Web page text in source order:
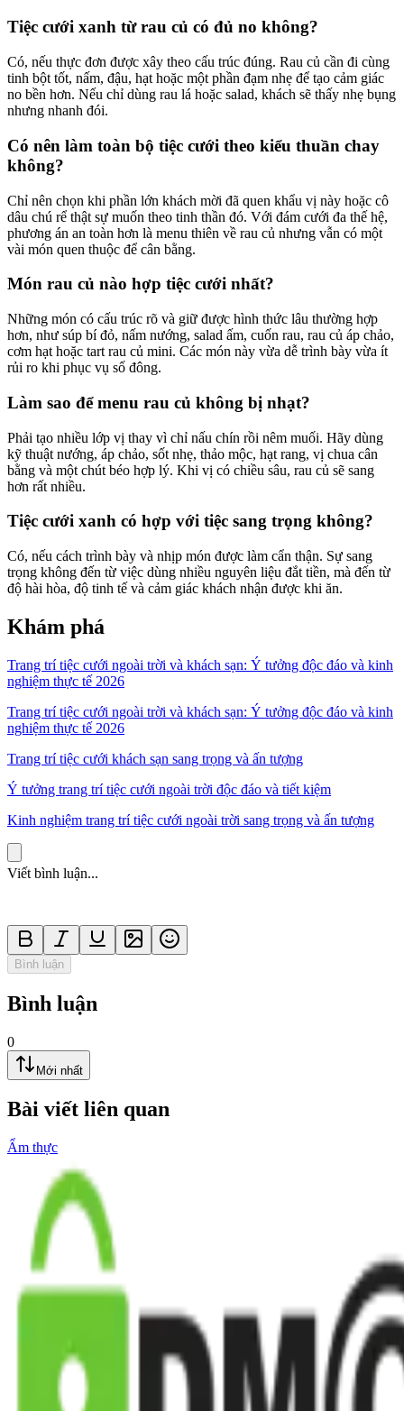
Tiệc cưới xanh từ rau củ có đủ no không?
Có, nếu thực đơn được xây theo cấu trúc đúng. Rau củ cần đi cùng
tinh bột tốt, nấm, đậu, hạt hoặc một phần đạm nhẹ để tạo cảm giác
no bền hơn. Nếu chỉ dùng rau lá hoặc salad, khách sẽ thấy nhẹ bụng
nhưng nhanh đói.
Có nên làm toàn bộ tiệc cưới theo kiểu thuần chay
không?
Chỉ nên chọn khi phần lớn khách mời đã quen khẩu vị này hoặc cô
dâu chú rể thật sự muốn theo tinh thần đó. Với đám cưới đa thế hệ,
phương án an toàn hơn là menu thiên về rau củ nhưng vẫn có một
vài món quen thuộc để cân bằng.
Món rau củ nào hợp tiệc cưới nhất?
Những món có cấu trúc rõ và giữ được hình thức lâu thường hợp
hơn, như súp bí đỏ, nấm nướng, salad ấm, cuốn rau, rau củ áp chảo,
cơm hạt hoặc tart rau củ mini. Các món này vừa dễ trình bày vừa ít
rủi ro khi phục vụ số đông.
Làm sao để menu rau củ không bị nhạt?
Phải tạo nhiều lớp vị thay vì chỉ nấu chín rồi nêm muối. Hãy dùng
kỹ thuật nướng, áp chảo, sốt nhẹ, thảo mộc, hạt rang, vị chua cân
bằng và một chút béo hợp lý. Khi vị có chiều sâu, rau củ sẽ sang
hơn rất nhiều.
Tiệc cưới xanh có hợp với tiệc sang trọng không?
Có, nếu cách trình bày và nhịp món được làm cẩn thận. Sự sang
trọng không đến từ việc dùng nhiều nguyên liệu đắt tiền, mà đến từ
độ hài hòa, độ tinh tế và cảm giác khách nhận được khi ăn.
Khám phá
Trang trí tiệc cưới ngoài trời và khách sạn: Ý tưởng độc đáo và kinh
nghiệm thực tế 2026
Trang trí tiệc cưới ngoài trời và khách sạn: Ý tưởng độc đáo và kinh
nghiệm thực tế 2026
Trang trí tiệc cưới khách sạn sang trọng và ấn tượng
Ý tưởng trang trí tiệc cưới ngoài trời độc đáo và tiết kiệm
Kinh nghiệm trang trí tiệc cưới ngoài trời sang trọng và ấn tượng
Viết bình luận...
Bình luận
Bình luận
0
Mới nhất
Bài viết liên quan
Ẩm thực